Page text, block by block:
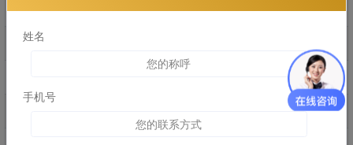
后保险杠 ￥1860.00
￥1218.00
￥2266.00
姓名
手机号